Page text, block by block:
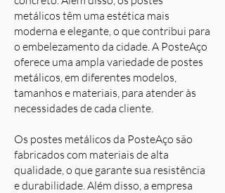
metálicos têm uma estética mais
moderna e elegante, o que contribui para
o embelezamento da cidade. A PosteAço
oferece uma ampla variedade de postes
metálicos, em diferentes modelos,
tamanhos e materiais, para atender às
necessidades de cada cliente.
Os postes metálicos da PosteAço são
fabricados com materiais de alta
qualidade, o que garante sua resistência
e durabilidade. Além disso, a empresa